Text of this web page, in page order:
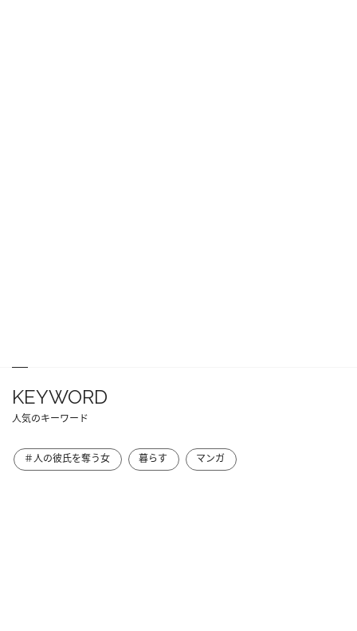
KEYWORD
人気のキーワード
＃人の彼氏を奪う女 暮らす マンガ